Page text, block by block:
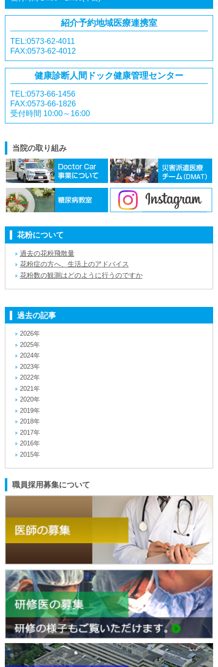
紹介予約地域医療連携室
TEL:0573-62-4011
FAX:0573-62-4012
健康診断人間ドック健康管理センター
TEL:0573-66-1456
FAX:0573-66-1826
受付時間 10:00～16:00
当院の取り組み
花粉について
過去の花粉飛散量
花粉症の方へ、生活上のアドバイス
花粉数の観測はどのように行うのですか
過去の記事
2026年
2025年
2024年
2023年
2022年
2021年
2020年
2019年
2018年
2017年
2016年
2015年
職員採用募集について